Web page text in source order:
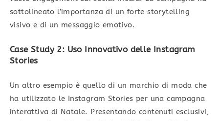
sottolineato l’importanza di un forte storytelling
visivo e di un messaggio emotivo.
Case Study 2: Uso Innovativo delle Instagram
Stories
Un altro esempio è quello di un marchio di moda che
ha utilizzato le Instagram Stories per una campagna
interattiva di Natale. Presentando contenuti esclusivi,